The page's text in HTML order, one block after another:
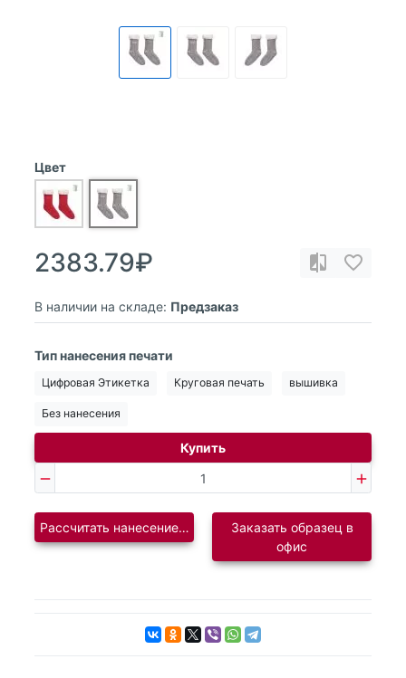
Цвет
2383.79₽
В наличии на складе: Предзаказ
Тип нанесения печати
Цифровая Этикетка Круговая печать вышивка
Без нанесения
Купить
Рассчитать нанесение логотипаЗаказать образец в
офис